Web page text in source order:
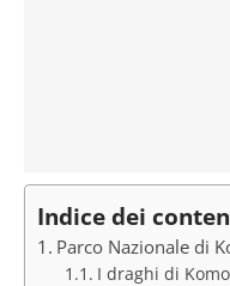
Indice dei
Parco Nazionale di
I draghi di